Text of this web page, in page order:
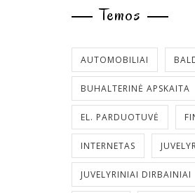
Temos
AUTOMOBILIAI
BUHALTERINĖ APSKAITA
EL. PARDUOTUVĖ
INTERNETAS
JUVELYRINIAI DIRBAINIAI